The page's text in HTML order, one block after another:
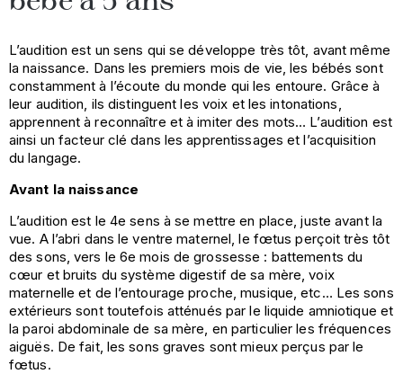
L’audition est un sens qui se développe très tôt, avant même
la naissance. Dans les premiers mois de vie, les bébés sont
constamment à l’écoute du monde qui les entoure. Grâce à
leur audition, ils distinguent les voix et les intonations,
apprennent à reconnaître et à imiter des mots… L’audition est
ainsi un facteur clé dans les apprentissages et l’acquisition
du langage.
Avant la naissance
L’audition est le 4e sens à se mettre en place, juste avant la
vue. A l’abri dans le ventre maternel, le fœtus perçoit très tôt
des sons, vers le 6e mois de grossesse : battements du
cœur et bruits du système digestif de sa mère, voix
maternelle et de l’entourage proche, musique, etc… Les sons
extérieurs sont toutefois atténués par le liquide amniotique et
la paroi abdominale de sa mère, en particulier les fréquences
aiguës. De fait, les sons graves sont mieux perçus par le
fœtus.